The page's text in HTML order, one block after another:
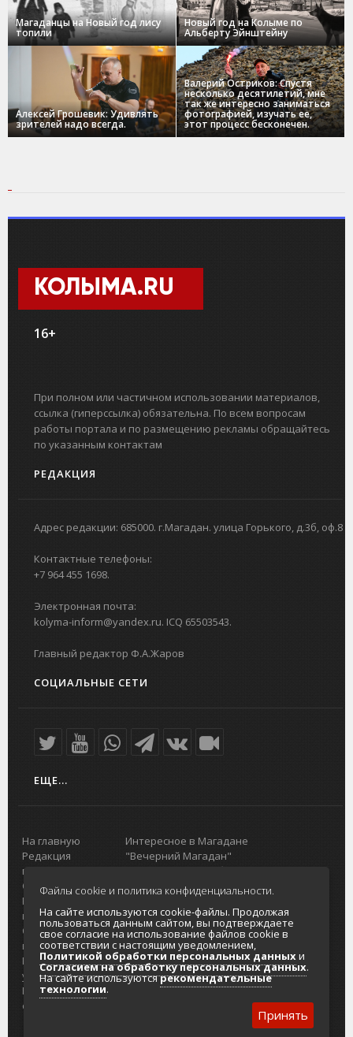
Магаданцы на Новый год лису
топили
Новый год на Колыме по
Альберту Эйнштейну
Алексей Грошевик: Удивлять
зрителей надо всегда.
Валерий Остриков: Спустя
несколько десятилетий, мне
так же интересно заниматься
фотографией, изучать ее,
этот процесс бесконечен.
КОЛЫМА.RU
16+
При полном или частичном использовании материалов,
ссылка (гиперссылка) обязательна. По всем вопросам
работы портала и по размещению рекламы обращайтесь
по указанным контактам
РЕДАКЦИЯ
Адрес редакции: 685000. г.Магадан. улица Горького, д.3б, оф.8
Контактные телефоны:
+7 964 455 1698.
Электронная почта:
kolyma-inform@yandex.ru. ICQ 65503543.
Главный редактор Ф.А.Жаров
СОЦИАЛЬНЫЕ СЕТИ
ЕЩЕ...
На главную
Редакция
портала
О проекте
Реклама на
портале
Отзывы и
предложения
Интернет-
услуги
Разработка
сайтов
Интересное в Магадане
"Вечерний Магадан"
Городская доска объявлений
Реклама
Главный туристический портал
Колымы
Политика в отношении обработки
персональных данных
Согласие на обработку персональных
данных
Файлы cookie и политика конфиденциальности.
На сайте используются cookie-файлы. Продолжая
пользоваться данным сайтом, вы подтверждаете
свое согласие на использование файлов cookie в
соответствии с настоящим уведомлением,
Политикой обработки персональных данныхи
Согласием на обработку персональных данных.
На сайте используютсярекомендательные
технологии.
Принять